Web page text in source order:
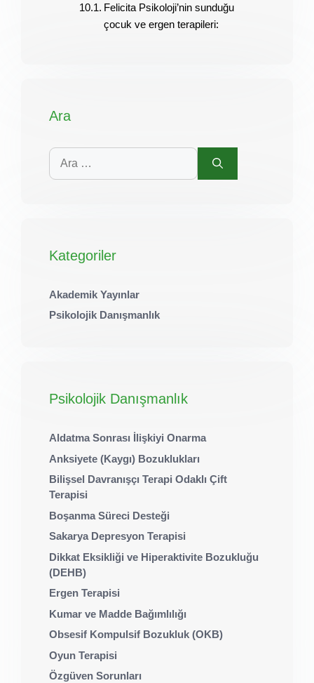
Felicita Psikoloji’nin sunduğu
çocuk ve ergen terapileri:
Ara
için
ara
Kategoriler
Akademik Yayınlar
Psikolojik Danışmanlık
Psikolojik Danışmanlık
Aldatma Sonrası İlişkiyi Onarma
Anksiyete (Kaygı) Bozuklukları
Bilişsel Davranışçı Terapi Odaklı Çift
Terapisi
Boşanma Süreci Desteği
Sakarya Depresyon Terapisi
Dikkat Eksikliği ve Hiperaktivite Bozukluğu
(DEHB)
Ergen Terapisi
Kumar ve Madde Bağımlılığı
Obsesif Kompulsif Bozukluk (OKB)
Oyun Terapisi
Özgüven Sorunları